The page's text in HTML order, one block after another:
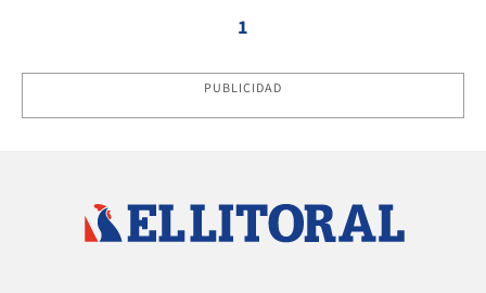
1
PUBLICIDAD